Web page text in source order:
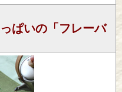
ぱいの「フレーバ